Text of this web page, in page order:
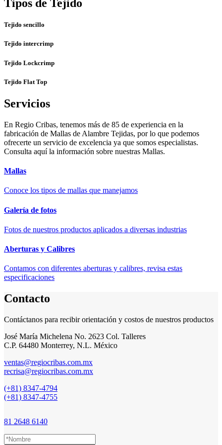
Tipos de Tejido
Tejido sencillo
Tejido intercrimp
Tejido Lockcrimp
Tejido Flat Top
Servicios
En Regio Cribas, tenemos más de 85 de experiencia en la
fabricación de Mallas de Alambre Tejidas, por lo que podemos
ofrecerte un servicio de excelencia ya que somos especialistas.
Consulta aquí la información sobre nuestras Mallas.
Mallas
Conoce los tipos de mallas que manejamos
Galería de fotos
Fotos de nuestros productos aplicados a diversas industrias
Aberturas y Calibres
Contamos con diferentes aberturas y calibres, revisa estas
especificaciones
Contacto
Contáctanos para recibir orientación y costos de nuestros productos
José María Michelena No. 2623 Col. Talleres
C.P. 64480 Monterrey, N.L. México
ventas@regiocribas.com.mx
recrisa@regiocribas.com.mx
(+81) 8347-4794
(+81) 8347-4755
81 2648 6140